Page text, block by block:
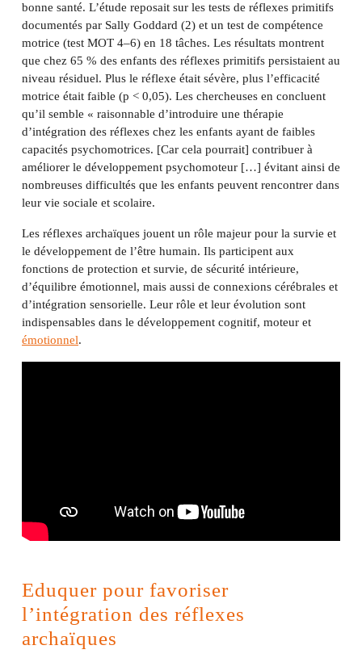
bonne santé. L’étude reposait sur les tests de réflexes primitifs
documentés par Sally Goddard (2) et un test de compétence
motrice (test MOT 4–6) en 18 tâches. Les résultats montrent
que chez 65 % des enfants des réflexes primitifs persistaient au
niveau résiduel. Plus le réflexe était sévère, plus l’efficacité
motrice était faible (p < 0,05). Les chercheuses en concluent
qu’il semble « raisonnable d’introduire une thérapie
d’intégration des réflexes chez les enfants ayant de faibles
capacités psychomotrices. [Car cela pourrait] contribuer à
améliorer le développement psychomoteur […] évitant ainsi de
nombreuses difficultés que les enfants peuvent rencontrer dans
leur vie sociale et scolaire.
Les réflexes archaïques jouent un rôle majeur pour la survie et
le développement de l’être humain. Ils participent aux
fonctions de protection et survie, de sécurité intérieure,
d’équilibre émotionnel, mais aussi de connexions cérébrales et
d’intégration sensorielle. Leur rôle et leur évolution sont
indispensables dans le développement cognitif, moteur et
émotionnel.
Eduquer pour favoriser
l’intégration des réflexes
archaïques